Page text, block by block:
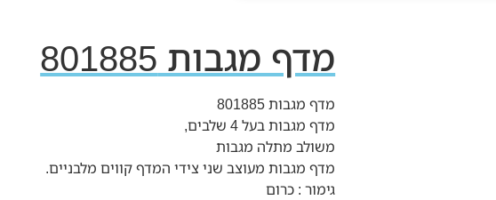
מדף מגבות 801885
מדף מגבות 801885
מדף מגבות בעל 4 שלבים,
משולב מתלה מגבות
מדף מגבות מעוצב שני צידי המדף קווים מלבניים.
גימור : כרום